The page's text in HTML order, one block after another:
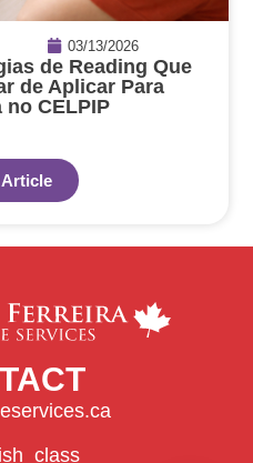
03/13/2026
de Reading Que
de Aplicar Para
no CELPIP
Article